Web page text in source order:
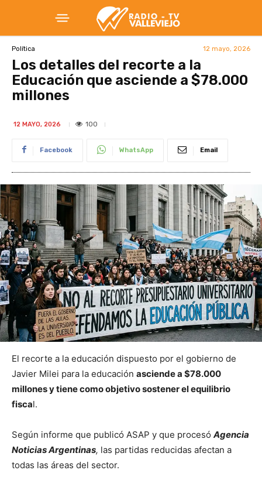
Política 12 mayo, 2026
Los detalles del recorte a la
Educación que asciende a $78.000
millones
12 MAYO, 2026 100
Facebook WhatsApp Email
El recorte a la educación dispuesto por el gobierno de
Javier Milei para la educación asciende a $78.000
millones y tiene como objetivo sostener el equilibrio
fiscal.
Según informe que publicó ASAP y que procesó Agencia
Noticias Argentinas, las partidas reducidas afectan a
todas las áreas del sector.